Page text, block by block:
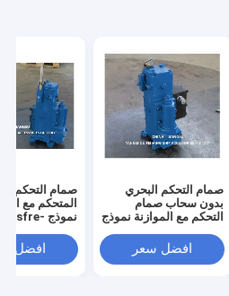
صمام التحكم البحري
بدون سحاب صمام
التحكم مع الموازنة نموذج
افضل سعر
صمام التحكم
المتحكم مع
افضل